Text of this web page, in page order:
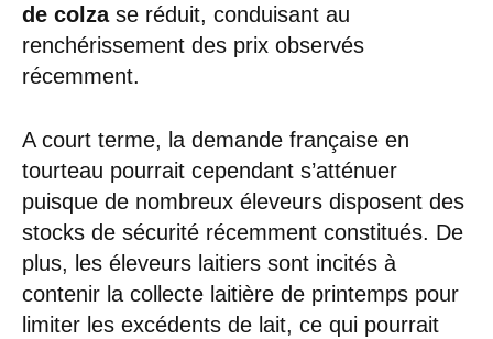
de colzase réduit, conduisant au
renchérissement des prix observés
récemment.
A court terme, la demande française en
tourteau pourrait cependant s’atténuer
puisque de nombreux éleveurs disposent des
stocks de sécurité récemment constitués. De
plus, les éleveurs laitiers sont incités à
contenir la collecte laitière de printemps pour
limiter les excédents de lait, ce qui pourrait